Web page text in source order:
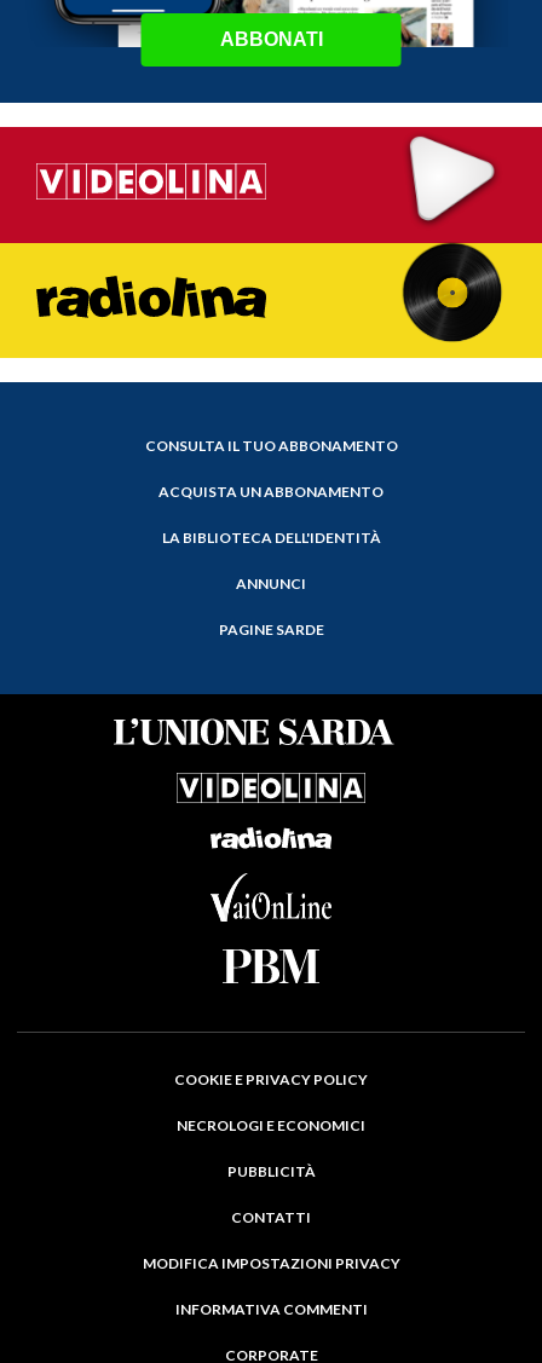
ABBONATI
CONSULTA IL TUO ABBONAMENTO
ACQUISTA UN ABBONAMENTO
LA BIBLIOTECA DELL'IDENTITÀ
ANNUNCI
PAGINE SARDE
COOKIE E PRIVACY POLICY
NECROLOGI E ECONOMICI
PUBBLICITÀ
CONTATTI
MODIFICA IMPOSTAZIONI PRIVACY
INFORMATIVA COMMENTI
CORPORATE